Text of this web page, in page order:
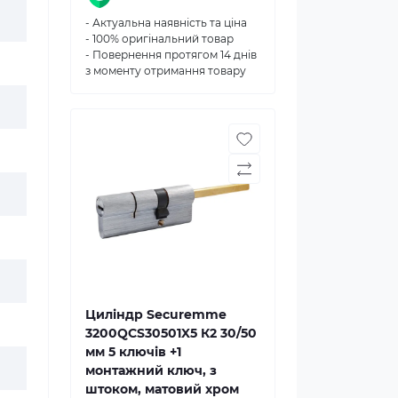
- Актуальна наявність та ціна
- 100% оригінальний товар
- Повернення протягом 14 днів
з моменту отримання товару
Циліндр Securemme
3200QCS30501X5 К2 30/50
мм 5 ключів +1
монтажний ключ, з
штоком, матовий хром